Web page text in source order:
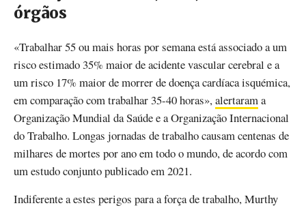
órgãos
«Trabalhar 55 ou mais horas por semana está associado a um
risco estimado 35% maior de acidente vascular cerebral e a
um risco 17% maior de morrer de doença cardíaca isquémica,
em comparação com trabalhar 35-40 horas», alertaram a
Organização Mundial da Saúde e a Organização Internacional
do Trabalho. Longas jornadas de trabalho causam centenas de
milhares de mortes por ano em todo o mundo, de acordo com
um estudo conjunto publicado em 2021.
Indiferente a estes perigos para a força de trabalho, Murthy